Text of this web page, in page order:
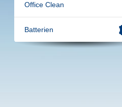
Office Clean
Batterien